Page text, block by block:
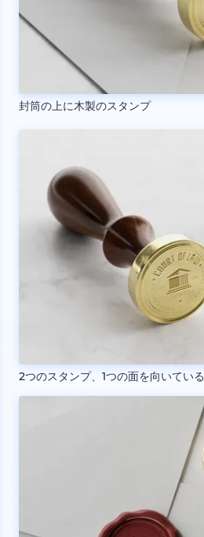
封筒の上に木製のスタンプ
2つのスタンプ、1つの面を向いている